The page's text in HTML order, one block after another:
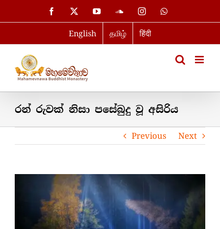
to
Facebook YouTubeSoundCloud
InstagramWhatsApp
English தமிழ் हिंदी
රන් රුවක් නිසා පසේබුදු වූ අසිරිය
Previous Next